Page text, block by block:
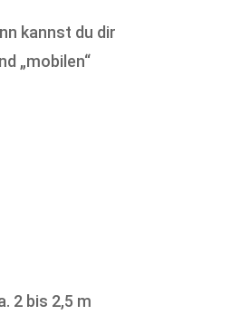
kannst du dir
„mobilen“
2 bis 2,5 m